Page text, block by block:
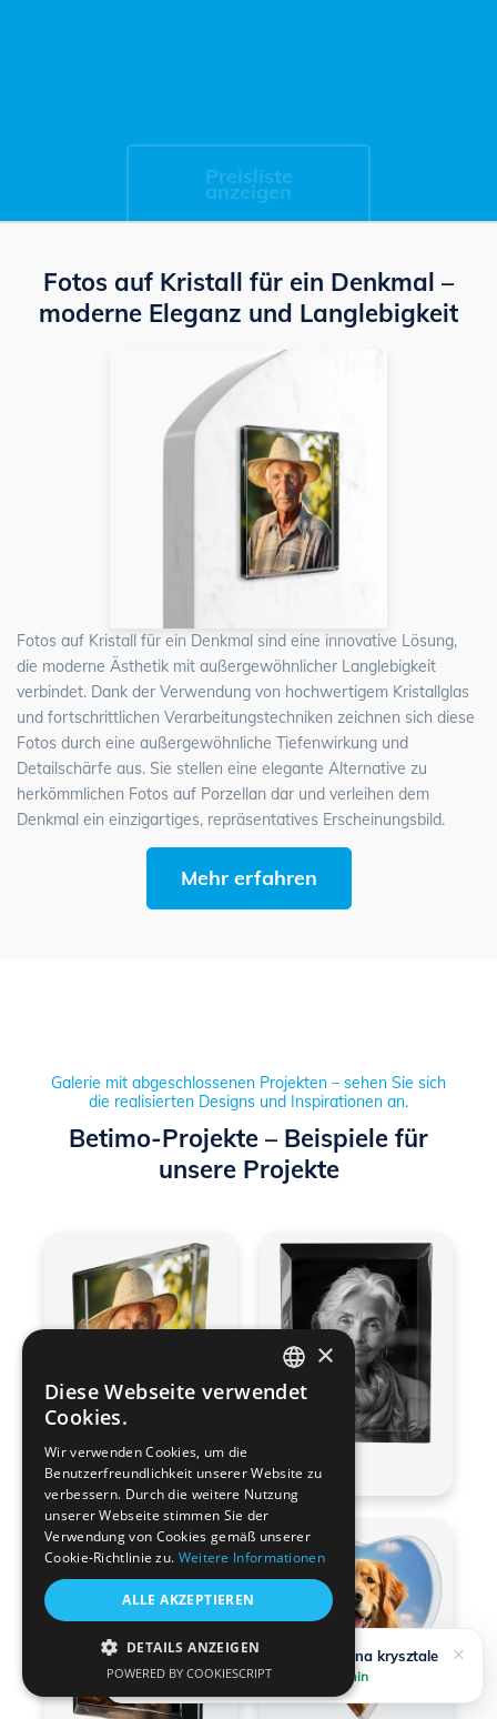
Fotos auf Kristall für ein Denkmal –
moderne Eleganz und Langlebigkeit
Fotos auf Kristall für ein Denkmal sind eine innovative Lösung,
die moderne Ästhetik mit außergewöhnlicher Langlebigkeit
verbindet. Dank der Verwendung von hochwertigem Kristallglas
und fortschrittlichen Verarbeitungstechniken zeichnen sich diese
Fotos durch eine außergewöhnliche Tiefenwirkung und
Detailschärfe aus. Sie stellen eine elegante Alternative zu
herkömmlichen Fotos auf Porzellan dar und verleihen dem
Denkmal ein einzigartiges, repräsentatives Erscheinungsbild.
Mehr erfahren
Galerie mit abgeschlossenen Projekten – sehen Sie sich
die realisierten Designs und Inspirationen an.
Betimo-Projekte – Beispiele für
unsere Projekte
POLISH
GERMAN
×
Diese Webseite verwendet
Cookies.
Wir verwenden Cookies, um die
Benutzerfreundlichkeit unserer Website zu
verbessern. Durch die weitere Nutzung
unserer Webseite stimmen Sie der
Verwendung von Cookies gemäß unserer
Cookie-Richtlinie zu. Weitere Informationen
ALLE AKZEPTIEREN
DETAILS ANZEIGEN
POWERED BY COOKIESCRIPT
Jemand hat bestellt zdjęcie na krysztale
Bogatynia, Polska 30 vor min
×